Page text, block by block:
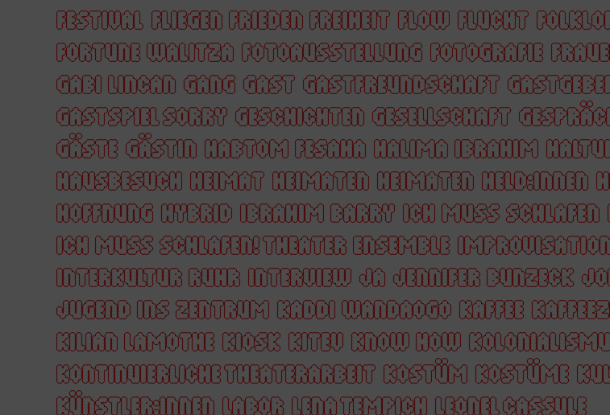
FESTIVAL FLIEGEN FRIEDEN FREIHEIT FLOW FLUCHT
FORTUNE WALITZA FOTOAUSSTELLUNG FOTOGRAFIE
GABI LINCAN GANG GAST GASTFREUNDSCHAFT
GASTSPIEL SORRY GESCHICHTEN GESELLSCHAFT
GÄSTE GÄSTIN HABTOM FESAHA HALIMA IBRAHIM
HAUSBESUCH HEIMAT HEIMATEN HEIMATEN HELD:INNEN
HOFFNUNG HYBRID IBRAHIM BARRY ICH MUSS SCHLAFEN
ICH MUSS SCHLAFEN! THEATER ENSEMBLE
INTERKULTUR RUHR INTERVIEW JA JENNIFER BUNZECK
JUGEND INS ZENTRUM KADDI WANDAOGO KAFFEE
KILIAN LAMOTHE KIOSK KITEV KNOW HOW
KONTINUIERLICHE THEATERARBEIT KOSTÜM KOSTÜME
KÜNSTLER:INNEN LABOR LENA TEMPICH LEONEL CASSULE